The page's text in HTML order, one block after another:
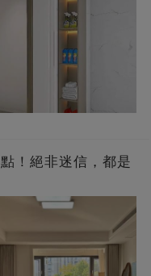
！絕非迷信，都是